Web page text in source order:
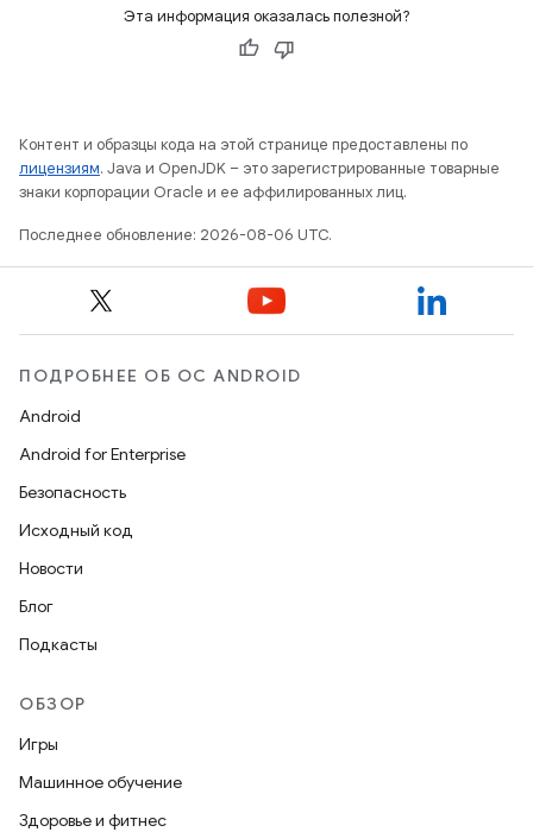
Эта информация оказалась полезной?
Контент и образцы кода на этой странице предоставлены по
лицензиям. Java и OpenJDK – это зарегистрированные товарные
знаки корпорации Oracle и ее аффилированных лиц.
Последнее обновление: 2026-08-06 UTC.
ПОДРОБНЕЕ ОБ ОС ANDROID
Android
Android for Enterprise
Безопасность
Исходный код
Новости
Блог
Подкасты
ОБЗОР
Игры
Машинное обучение
Здоровье и фитнес